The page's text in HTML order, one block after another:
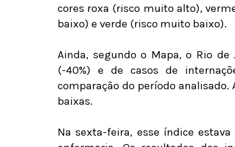
cores roxa (risco muito alto),
baixo) e verde (risco muito baixo).
Ainda, segundo o Mapa, o Rio
(-40%) e de casos de
comparação do período
baixas.
Na sexta-feira, esse índice